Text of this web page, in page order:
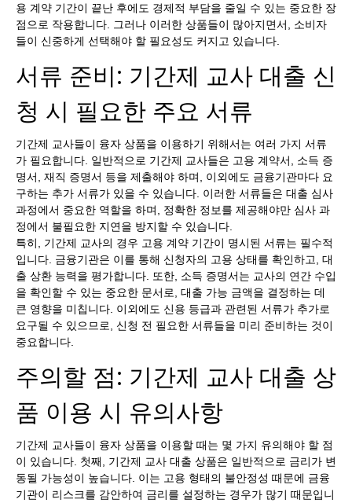
용 계약 기간이 끝난 후에도 경제적 부담을 줄일 수 있는 중요한 장
점으로 작용합니다. 그러나 이러한 상품들이 많아지면서, 소비자
들이 신중하게 선택해야 할 필요성도 커지고 있습니다.
서류 준비: 기간제 교사 대출 신
청 시 필요한 주요 서류
기간제 교사들이 융자 상품을 이용하기 위해서는 여러 가지 서류
가 필요합니다. 일반적으로 기간제 교사들은 고용 계약서, 소득 증
명서, 재직 증명서 등을 제출해야 하며, 이외에도 금융기관마다 요
구하는 추가 서류가 있을 수 있습니다. 이러한 서류들은 대출 심사
과정에서 중요한 역할을 하며, 정확한 정보를 제공해야만 심사 과
정에서 불필요한 지연을 방지할 수 있습니다.
특히, 기간제 교사의 경우 고용 계약 기간이 명시된 서류는 필수적
입니다. 금융기관은 이를 통해 신청자의 고용 상태를 확인하고, 대
출 상환 능력을 평가합니다. 또한, 소득 증명서는 교사의 연간 수입
을 확인할 수 있는 중요한 문서로, 대출 가능 금액을 결정하는 데
큰 영향을 미칩니다. 이외에도 신용 등급과 관련된 서류가 추가로
요구될 수 있으므로, 신청 전 필요한 서류들을 미리 준비하는 것이
중요합니다.
주의할 점: 기간제 교사 대출 상
품 이용 시 유의사항
기간제 교사들이 융자 상품을 이용할 때는 몇 가지 유의해야 할 점
이 있습니다. 첫째, 기간제 교사 대출 상품은 일반적으로 금리가 변
동될 가능성이 높습니다. 이는 고용 형태의 불안정성 때문에 금융
기관이 리스크를 감안하여 금리를 설정하는 경우가 많기 때문입니